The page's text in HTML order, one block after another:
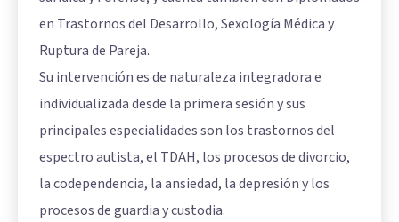
en Trastornos del Desarrollo, Sexología Médica y
Ruptura de Pareja.
Su intervención es de naturaleza integradora e
individualizada desde la primera sesión y sus
principales especialidades son los trastornos del
espectro autista, el TDAH, los procesos de divorcio,
la codependencia, la ansiedad, la depresión y los
procesos de guardia y custodia.